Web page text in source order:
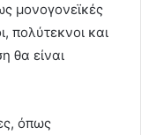
μονογονεϊκές
πολύτεκνοι και
θα είναι
όπως